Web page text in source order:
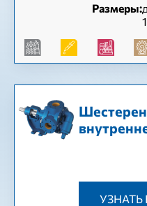
Размеры: